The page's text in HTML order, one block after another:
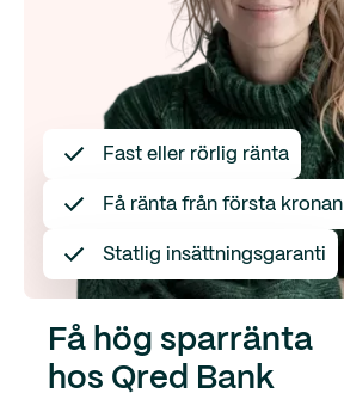
Fast eller rörlig ränta
Få ränta från första kronan
Statlig insättningsgaranti
Få hög sparränta
hos Qred Bank